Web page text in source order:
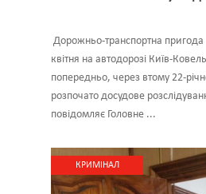
Дорожньо-транспортна пригода
квітня на автодорозі Київ-
попередньо, через втому 22-
розпочато досудове
повідомляє Головне ...
КРИМІНАЛ